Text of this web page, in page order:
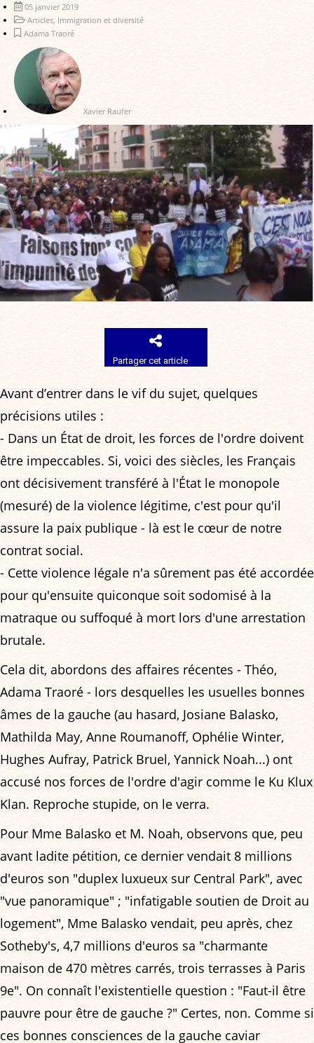
05 janvier 2019
Articles, Immigration et diversité
Adama Traoré
Xavier Raufer
Partager cet article
Avant d’entrer dans le vif du sujet, quelques
précisions utiles :
- Dans un État de droit, les forces de l'ordre doivent
être impeccables. Si, voici des siècles, les Français
ont décisivement transféré à l'État le monopole
(mesuré) de la violence légitime, c'est pour qu'il
assure la paix publique - là est le cœur de notre
contrat social.
- Cette violence légale n'a sûrement pas été accordée
pour qu'ensuite quiconque soit sodomisé à la
matraque ou suffoqué à mort lors d'une arrestation
brutale.
Cela dit, abordons des affaires récentes - Théo,
Adama Traoré - lors desquelles les usuelles bonnes
âmes de la gauche (au hasard, Josiane Balasko,
Mathilda May, Anne Roumanoff, Ophélie Winter,
Hughes Aufray, Patrick Bruel, Yannick Noah...) ont
accusé nos forces de l'ordre d'agir comme le Ku Klux
Klan. Reproche stupide, on le verra.
Pour Mme Balasko et M. Noah, observons que, peu
avant ladite pétition, ce dernier vendait 8 millions
d'euros son "duplex luxueux sur Central Park", avec
"vue panoramique" ; "infatigable soutien de Droit au
logement", Mme Balasko vendait, peu après, chez
Sotheby's, 4,7 millions d'euros sa "charmante
maison de 470 mètres carrés, trois terrasses à Paris
9e". On connaît l'existentielle question : "Faut-il être
pauvre pour être de gauche ?" Certes, non. Comme si
ces bonnes consciences de la gauche caviar